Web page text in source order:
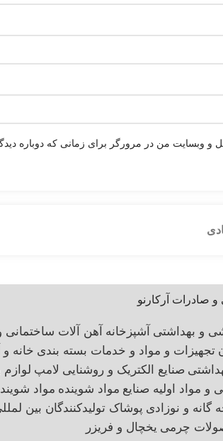
و وبسایت من در مرورگر برای زمانی که دوباره
صادرات آرکارنو
و بهداشتی آشپزخانه آهن آلات
تجهیزات و مواد و خدمات بسته بندی خانه و
صنایع الکتریک و روشنایی لامپ
مواد اولیه صنایع مواد شوینده مواد
گانه و نوزادی پوشاک تولیدکنندگان بین
چرمی یخچال و فریزر